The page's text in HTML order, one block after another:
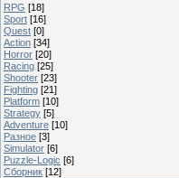
RPG [18]
Sport [16]
Quest [0]
Action [34]
Horror [20]
Racing [25]
Shooter [23]
Fighting [21]
Platform [10]
Strategy [5]
Adventure [10]
Разное [3]
Simulator [6]
Puzzle-Logic [6]
Сборник [12]